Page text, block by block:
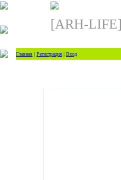
[ARH-
Главная | Регистрация | Вход